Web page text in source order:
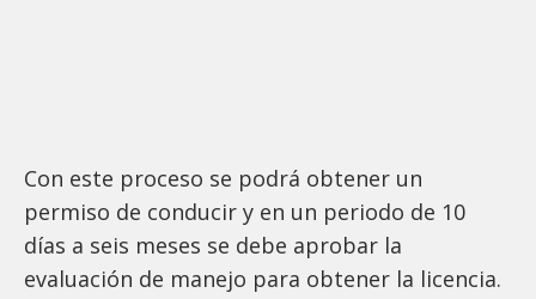
Con este proceso se podrá obtener un
permiso de conducir y en un periodo de 10
días a seis meses se debe aprobar la
evaluación de manejo para obtener la licencia.